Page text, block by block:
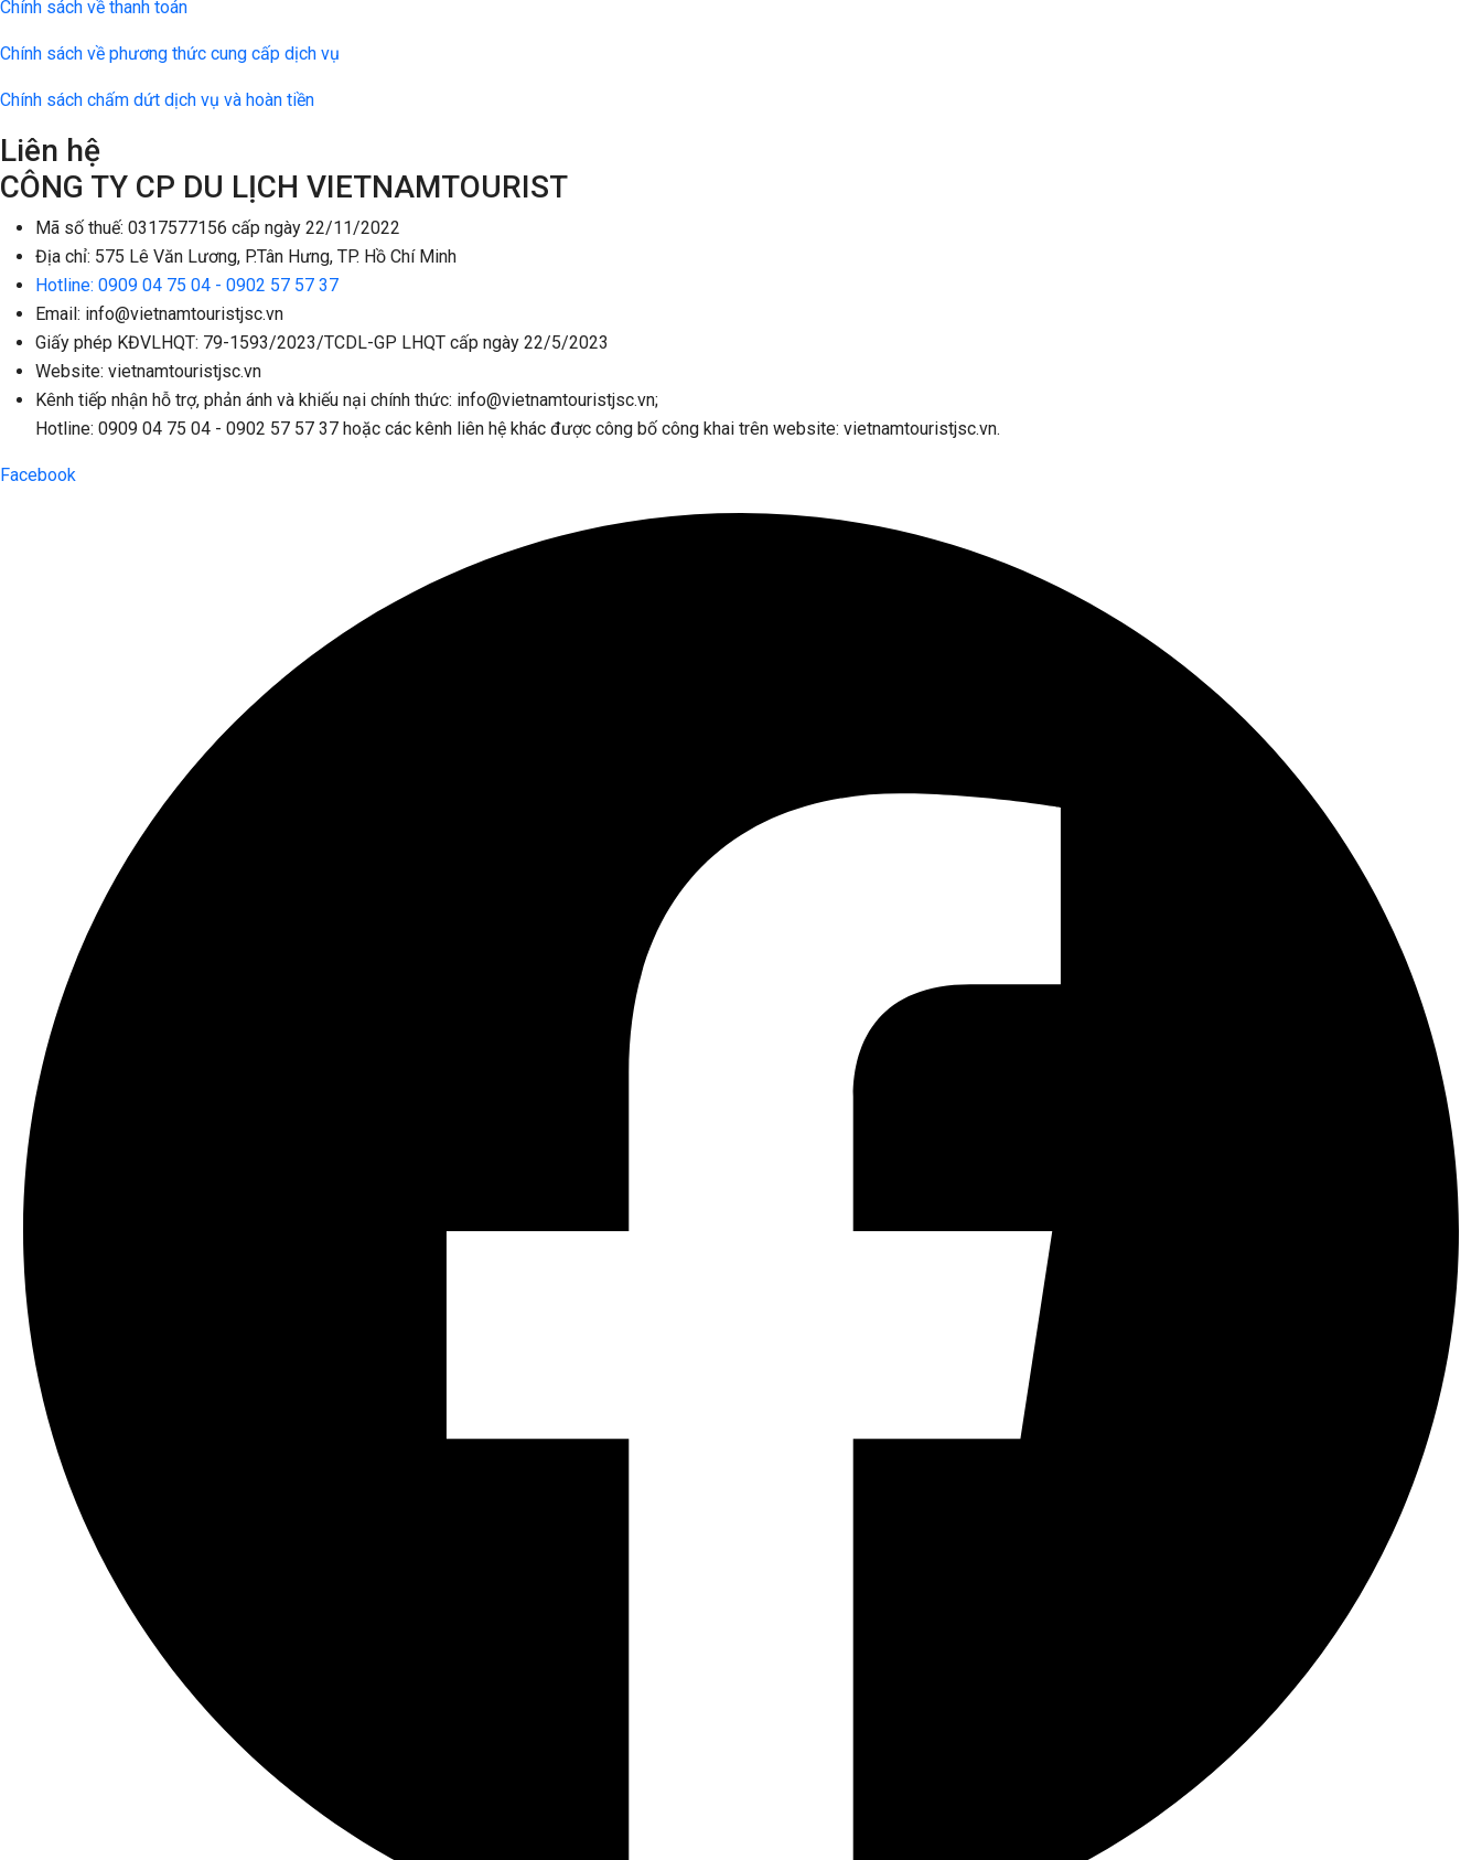
Chính sách về thanh toán
Chính sách về phương thức cung cấp dịch vụ
Chính sách chấm dứt dịch vụ và hoàn tiền
Liên hệ
CÔNG TY CP DU LỊCH VIETNAMTOURIST
Mã số thuế: 0317577156 cấp ngày 22/11/2022
Địa chỉ: 575 Lê Văn Lương, P.Tân Hưng, TP. Hồ Chí Minh
Hotline: 0909 04 75 04 - 0902 57 57 37
Email: info@vietnamtouristjsc.vn
Giấy phép KĐVLHQT: 79-1593/2023/TCDL-GP LHQT cấp ngày 22/5/2023
Website: vietnamtouristjsc.vn
Kênh tiếp nhận hỗ trợ, phản ánh và khiếu nại chính thức: info@vietnamtouristjsc.vn;
Hotline: 0909 04 75 04 - 0902 57 57 37 hoặc các kênh liên hệ khác được công bố công khai trên website: vietnamtouristjsc.vn.
Facebook